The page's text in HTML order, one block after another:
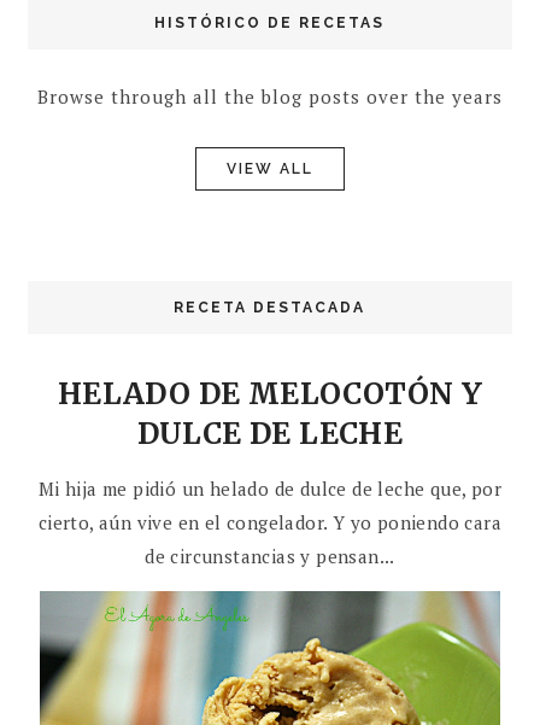
HISTÓRICO DE RECETAS
Browse through all the blog posts over the years
VIEW ALL
RECETA DESTACADA
HELADO DE MELOCOTÓN Y
DULCE DE LECHE
Mi hija me pidió un helado de dulce de leche que, por
cierto, aún vive en el congelador. Y yo poniendo cara
de circunstancias y pensan...